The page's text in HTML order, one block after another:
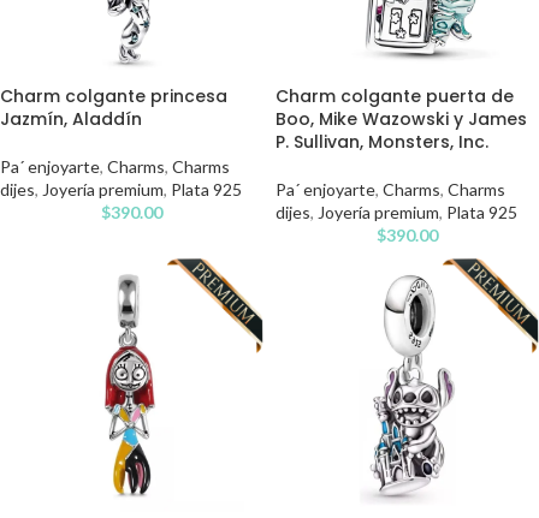
Charm colgante princesa
Jazmín, Aladdín
Pa´ enjoyarte, Charms, Charms
dijes, Joyería premium, Plata 925
$390.00
Charm colgante puerta de
Boo, Mike Wazowski y James
P. Sullivan, Monsters, Inc.
Pa´ enjoyarte, Charms, Charms
dijes, Joyería premium, Plata 925
$390.00